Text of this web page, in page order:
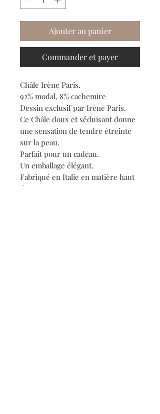
Ajouter au panier
Commander et payer
Châle Irène Paris.
92% modal, 8% cachemire
Dessin exclusif par Irène Paris.
Ce Châle doux et séduisant donne
une sensation de tendre étreinte
sur la peau.
Parfait pour un cadeau.
Un emballage élégant.
Fabriqué en Italie en matière haut
de gamme.